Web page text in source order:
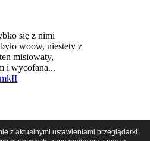
się z nimi
woow, niestety z
misiowaty,
i wycofana...
z aktualnymi ustawieniami przeglądarki.